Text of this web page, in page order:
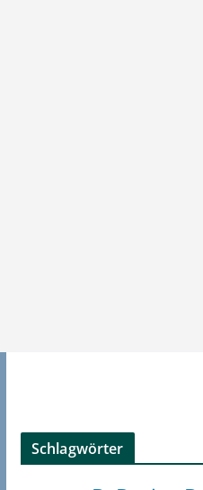
Schlagwörter